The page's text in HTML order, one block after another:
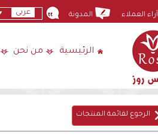
آراء العملاء المدونة عربى
الرئيسية من نحن
الرجوع لقائمة المنتجات